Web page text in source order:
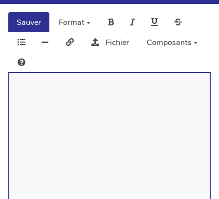
Sauver
Format
Fichier
Composants